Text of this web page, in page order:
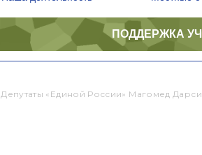
ПОДДЕРЖКА
Депутаты «Единой России» Магомед